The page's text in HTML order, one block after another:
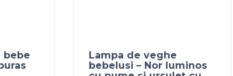
bebe
Lampa de veghe
bebelusi – Nor luminos